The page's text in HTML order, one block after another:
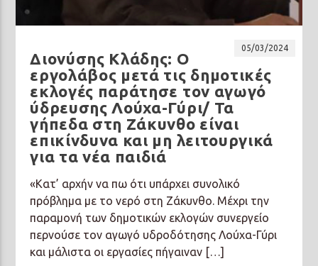
05/03/2024
Διονύσης Κλάδης: Ο
εργολάβος μετά τις δημοτικές
εκλογές παράτησε τον αγωγό
ύδρευσης Λούχα-Γύρι/ Τα
γήπεδα στη Ζάκυνθο είναι
επικίνδυνα και μη λειτουργικά
για τα νέα παιδιά
«Κατ’ αρχήν να πω ότι υπάρχει συνολικό
πρόβλημα με το νερό στη Ζάκυνθο. Μέχρι την
παραμονή των δημοτικών εκλογών συνεργείο
περνούσε τον αγωγό υδροδότησης Λούχα-Γύρι
και μάλιστα οι εργασίες πήγαιναν […]